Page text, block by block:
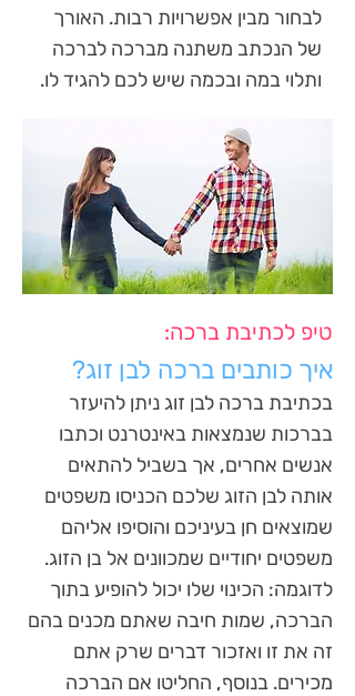
לבחור מבין אפשרויות רבות. האורך
של הנכתב משתנה מברכה לברכה
ותלוי במה ובכמה שיש לכם להגיד לו.
טיפ לכתיבת ברכה:
איך כותבים ברכה לבן זוג?
בכתיבת ברכה לבן זוג ניתן להיעזר
בברכות שנמצאות באינטרנט וכתבו
אנשים אחרים, אך בשביל להתאים
אותה לבן הזוג שלכם הכניסו משפטים
שמוצאים חן בעיניכם והוסיפו אליהם
משפטים יחודיים שמכוונים אל בן הזוג.
לדוגמה: הכינוי שלו יכול להופיע בתוך
הברכה, שמות חיבה שאתם מכנים בהם
זה את זו ואזכור דברים שרק אתם
מכירים. בנוסף, החליטו אם הברכה